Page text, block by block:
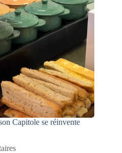
Capitole se réinvente